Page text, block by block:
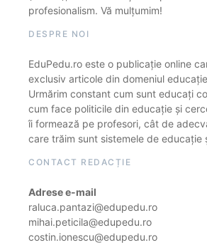
profesionalism. Vă mulțumim!
DESPRE NOI
EduPedu.ro este o publicație online
exclusiv articole din domeniul
Urmărim constant cum sunt educați
cum face politicile din educație și
îi formează pe profesori, cât de
care trăim sunt sistemele de educație
CONTACT REDACȚIE
Adrese e-mail
raluca.pantazi@edupedu.ro
mihai.peticila@edupedu.ro
costin.ionescu@edupedu.ro